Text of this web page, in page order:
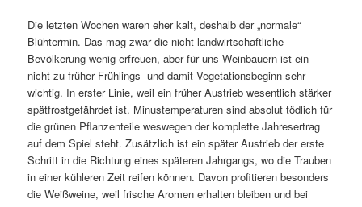
Die letzten Wochen waren eher kalt, deshalb der „normale“
Blühtermin. Das mag zwar die nicht landwirtschaftliche
Bevölkerung wenig erfreuen, aber für uns Weinbauern ist ein
nicht zu früher Frühlings- und damit Vegetationsbeginn sehr
wichtig. In erster Linie, weil ein früher Austrieb wesentlich stärker
spätfrostgefährdet ist. Minustemperaturen sind absolut tödlich für
die grünen Pflanzenteile weswegen der komplette Jahresertrag
auf dem Spiel steht. Zusätzlich ist ein später Austrieb der erste
Schritt in die Richtung eines späteren Jahrgangs, wo die Trauben
in einer kühleren Zeit reifen können. Davon profitieren besonders
die Weißweine, weil frische Aromen erhalten bleiben und bei